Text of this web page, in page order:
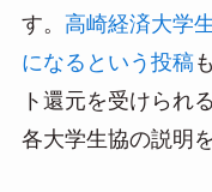
す。 高崎経済大学
になるという投稿
ト還元を受けられ
各大学生協の説明